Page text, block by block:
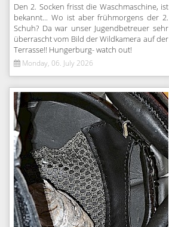
Den 2. Socken frisst die Waschmaschine, ist
bekannt... Wo ist aber frühmorgens der 2.
Schuh? Da war unser Jugendbetreuer sehr
überrascht vom Bild der Wildkamera auf der
Terrasse!! Hungerburg- watch out!
Monday, 06. July 2026